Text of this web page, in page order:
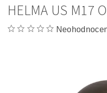
HELMA US M17